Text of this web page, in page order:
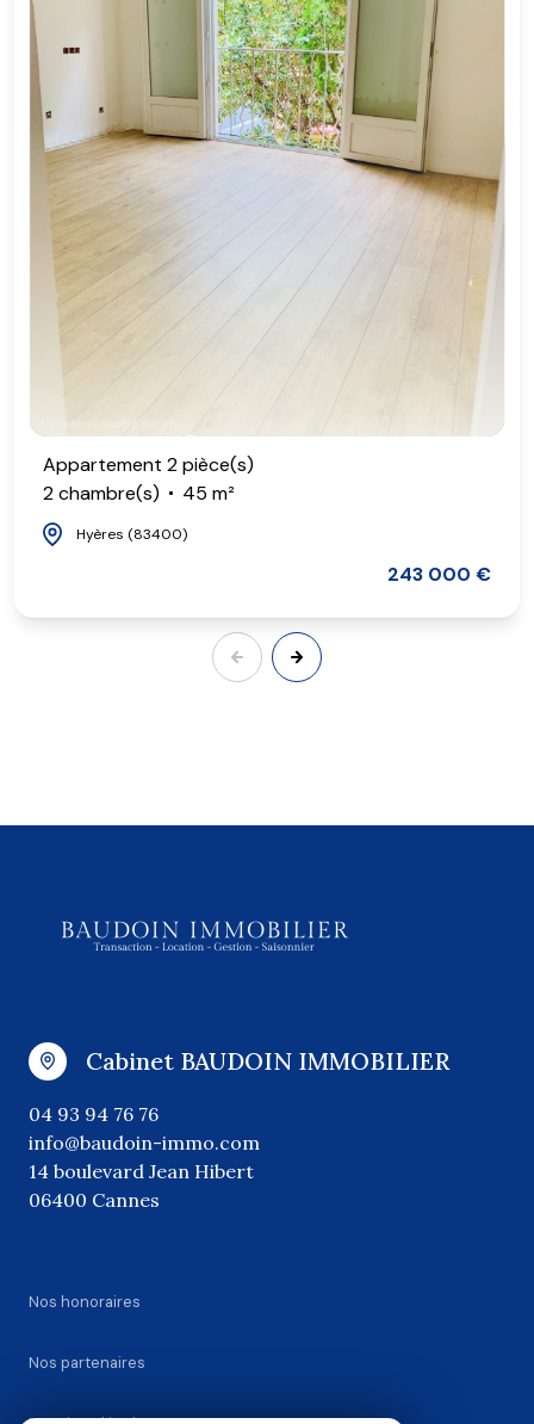
Appartement 2 pièce(s)
2 chambre(s)
45 m²
Hyères (83400)
243 000 €
Cabinet BAUDOIN IMMOBILIER
04 93 94 76 76
info@baudoin-immo.com
14 boulevard Jean Hibert
06400 Cannes
Nos honoraires
Nos partenaires